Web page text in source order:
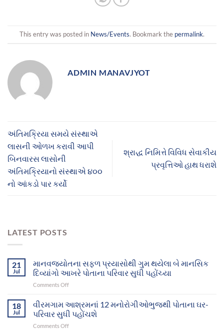
This entry was posted in News/Events. Bookmark the permalink.
ADMIN MANAVJYOT
અંતિમક્રિયા સમયે સંસ્થાએ
લાસની ઓળખ કરાવી આપી
બિનવારસ લાસોની
અંતિમક્રિયાનો સંસ્થાએ ૪૦૦
નો આંકડો પાર કર્યો
શ્રાદ્ધ નિમિત્તે વિવિધ સેવાકીય
પ્રવૃત્તિઓ હાથ ધરાશે
LATEST POSTS
21
Jul
માનવજ્યોતના સફળ પ્રયાસોથી ગુમ થયેલા બે માનસિક
દિવ્યાંગો આખરે પોતાના પરિવાર સુધી પહોંચ્યા
Comments Offon
સફળ
પ્રયાસોથી
ગુમ
થયેલા
18
Jul
વીરમગામ આશ્રમનાં 12 મનોરોગીઓભુજથી પોતાના ઘર-
પરિવાર સુધી પહોંચશે
Comments Offon